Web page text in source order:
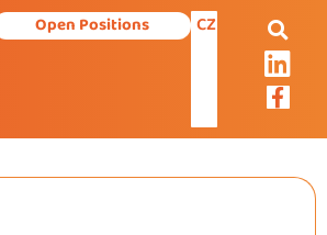
Open Positions CZ